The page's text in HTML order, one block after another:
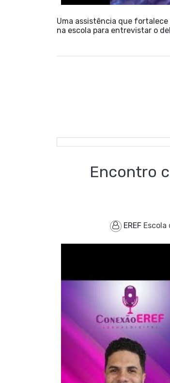
Uma assistência que
na escola para entrevistar o
Encontro
EREF